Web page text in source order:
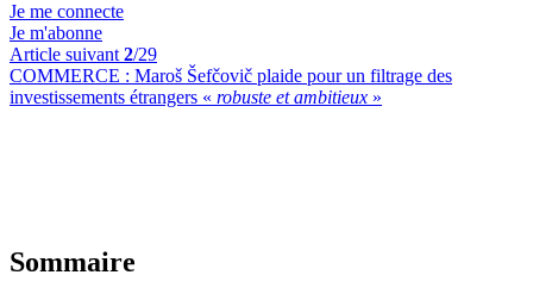
Je me connecte
Je m'abonne
Article suivant 2/29
COMMERCE : Maroš Šefčovič plaide pour un filtrage des
investissements étrangers « robuste et ambitieux »
Sommaire